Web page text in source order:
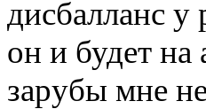
дисбалланс у
он и будет на
зарубы мне